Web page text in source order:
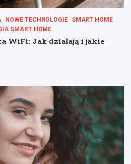
NOWE TECHNOLOGIE
SMART HOME
SMART HOME
WiFi: Jak działają i jakie